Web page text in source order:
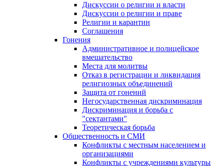
Дискуссии о религии и власти
Дискуссии о религии и праве
Религии и карантин
Соглашения
Гонения
Административное и полицейское
вмешательство
Места для молитвы
Отказ в регистрации и ликвидация
религиозных объединений
Защита от гонений
Негосударственная дискриминация
Дискриминация и борьба с
"сектантами"
Теоретическая борьба
Общественность и СМИ
Конфликты с местным населением и
организациями
Конфликты с учреждениями культуры